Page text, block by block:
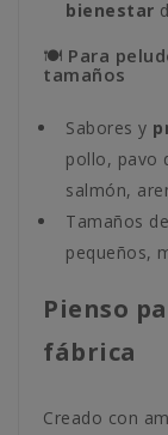
bienestar
🍽️ Para
tamaños
Sabores y
pollo, pavo
salmón,
Tamaños de
pequeños,
Pienso
fábrica
Creado con